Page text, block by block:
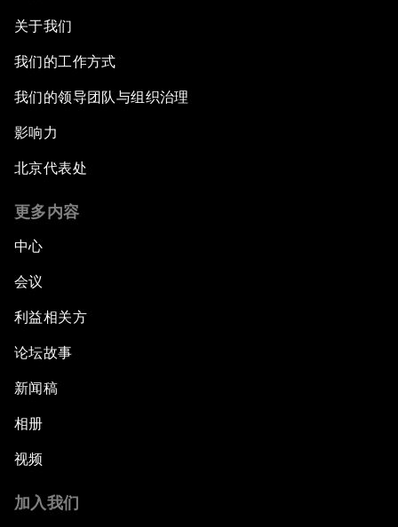
关于我们
我们的工作方式
我们的领导团队与组织治理
影响力
北京代表处
更多内容
中心
会议
利益相关方
论坛故事
新闻稿
相册
视频
加入我们